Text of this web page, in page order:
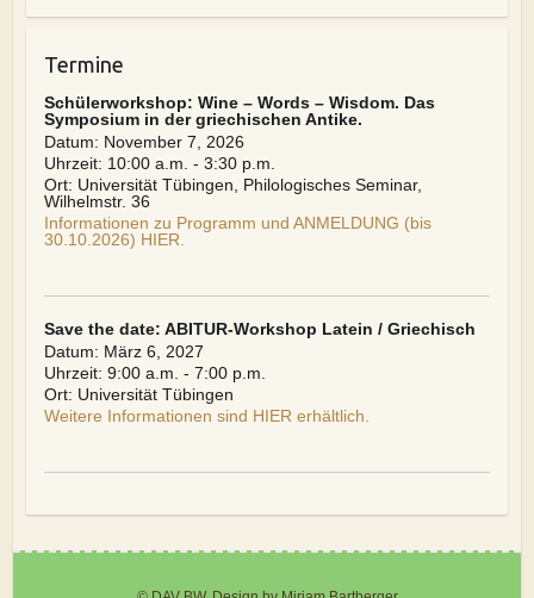
Termine
Schülerworkshop: Wine – Words – Wisdom. Das
Symposium in der griechischen Antike.
Datum: November 7, 2026
Uhrzeit: 10:00 a.m. - 3:30 p.m.
Ort: Universität Tübingen, Philologisches Seminar,
Wilhelmstr. 36
Informationen zu Programm und ANMELDUNG (bis
30.10.2026) HIER.
Save the date: ABITUR-Workshop Latein / Griechisch
Datum: März 6, 2027
Uhrzeit: 9:00 a.m. - 7:00 p.m.
Ort: Universität Tübingen
Weitere Informationen sind HIER erhältlich.